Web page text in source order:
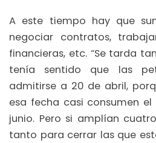
A este tiempo hay que
negociar contratos,
financieras, etc. “Se tarda
tenía sentido que las
admitirse a 20 de abril,
esa fecha casi consumen
junio. Pero si amplían
tanto para cerrar las que